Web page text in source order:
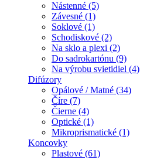
Nástenné (5)
Závesné (1)
Soklové (1)
Schodiskové (2)
Na sklo a plexi (2)
Do sadrokartónu (9)
Na výrobu svietidiel (4)
Difúzory
Opálové / Matné (34)
Číre (7)
Čierne (4)
Optické (1)
Mikroprismatické (1)
Koncovky
Plastové (61)